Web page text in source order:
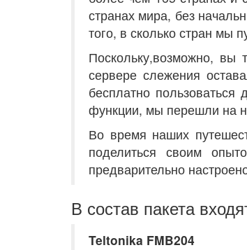
странах мира, без
того, в сколько стран мы
Поскольку,возможно, вы
сервере слежения
бесплатно
функции, мы перешли на
Во время наших
поделиться своим
предварительно
В состав пакета
Teltonika FMB204